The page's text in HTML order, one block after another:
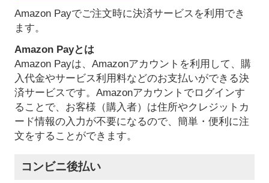
Amazon Payでご注文時に決済サービスを利用でき
ます。
Amazon Payとは
Amazon Payは、Amazonアカウントを利用して、購
入代金やサービス利用料などのお支払いができる決
済サービスです。Amazonアカウントでログインす
ることで、お客様（購入者）は住所やクレジットカ
ード情報の入力が不要になるので、簡単・便利に注
文をすることができます。
コンビニ後払い